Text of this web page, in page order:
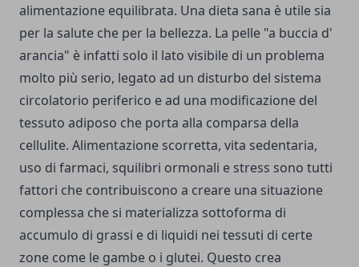
alimentazione equilibrata. Una dieta sana è utile sia
per la salute che per la bellezza. La pelle "a buccia d'
arancia" è infatti solo il lato visibile di un problema
molto più serio, legato ad un disturbo del sistema
circolatorio periferico e ad una modificazione del
tessuto adiposo che porta alla comparsa della
cellulite. Alimentazione scorretta, vita sedentaria,
uso di farmaci, squilibri ormonali e stress sono tutti
fattori che contribuiscono a creare una situazione
complessa che si materializza sottoforma di
accumulo di grassi e di liquidi nei tessuti di certe
zone come le gambe o i glutei. Questo crea